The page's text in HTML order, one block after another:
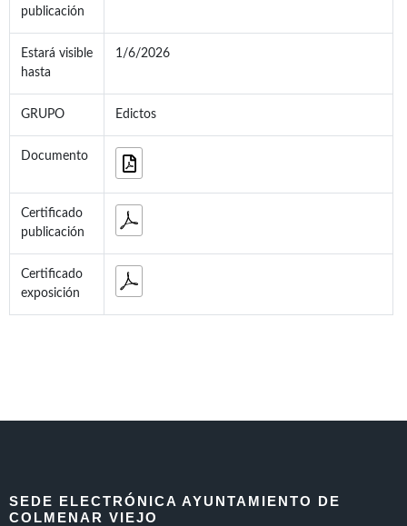
publicación
Estará visible
hasta
1/6/2026
GRUPO Edictos
Documento
Certificado
publicación
Certificado
exposición
SEDE ELECTRÓNICA AYUNTAMIENTO DE
COLMENAR VIEJO